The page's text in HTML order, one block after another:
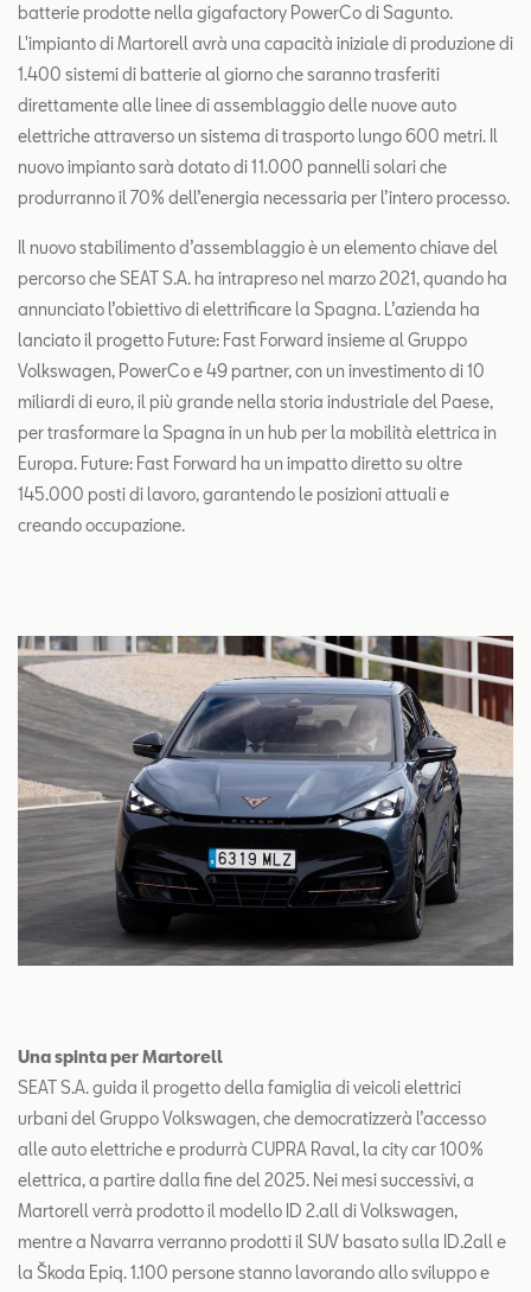
batterie prodotte nella gigafactory PowerCo di Sagunto.
L'impianto di Martorell avrà una capacità iniziale di produzione di
1.400 sistemi di batterie al giorno che saranno trasferiti
direttamente alle linee di assemblaggio delle nuove auto
elettriche attraverso un sistema di trasporto lungo 600 metri. Il
nuovo impianto sarà dotato di 11.000 pannelli solari che
produrranno il 70% dell’energia necessaria per l’intero processo.
Il nuovo stabilimento d’assemblaggio è un elemento chiave del
percorso che SEAT S.A. ha intrapreso nel marzo 2021, quando ha
annunciato l’obiettivo di elettrificare la Spagna. L’azienda ha
lanciato il progetto Future: Fast Forward insieme al Gruppo
Volkswagen, PowerCo e 49 partner, con un investimento di 10
miliardi di euro, il più grande nella storia industriale del Paese,
per trasformare la Spagna in un hub per la mobilità elettrica in
Europa. Future: Fast Forward ha un impatto diretto su oltre
145.000 posti di lavoro, garantendo le posizioni attuali e
creando occupazione.
Una spinta per Martorell
SEAT S.A. guida il progetto della famiglia di veicoli elettrici
urbani del Gruppo Volkswagen, che democratizzerà l’accesso
alle auto elettriche e produrrà CUPRA Raval, la city car 100%
elettrica, a partire dalla fine del 2025. Nei mesi successivi, a
Martorell verrà prodotto il modello ID 2.all di Volkswagen,
mentre a Navarra verranno prodotti il SUV basato sulla ID.2all e
la Škoda Epiq. 1.100 persone stanno lavorando allo sviluppo e